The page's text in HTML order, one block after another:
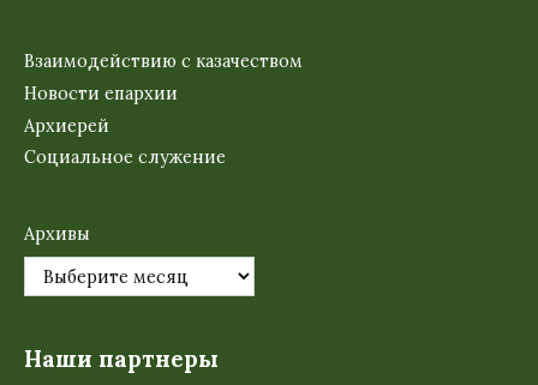
Взаимодействию с казачеством
Новости епархии
Архиерей
Социальное служение
Архивы
Наши партнеры